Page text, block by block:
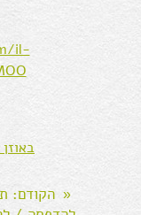
il-
« הקודם: